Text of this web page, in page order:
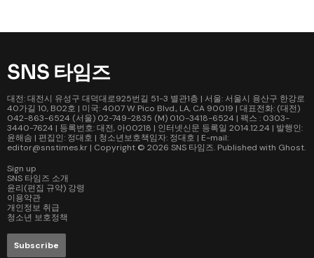
SNS 타임즈
대전: 대전시 유성구 대덕대로925번길 51-3 별관1층 | 서울: 서울시 용산구 한강로
40가길 10, B02호 | 미국: 4007 W Pico Blvd., LA, CA 90019 | 대표전화: (대전)
042-863-6524 (서울) 02-749-2835 (M) 010-3418-6524 | 팩스 : 0303-
3440-7624 | 등록번호: 대전, 아00218 | 인터넷신문 등록일 2014.12.24 | 발행인:
윤해솜 | 편집인: 정대호 | 청소년보호책임자: 정대호 | E-mail:
editor@snstimes.kr | Copyright © 2026 SNS 타임즈. Published with Ghost.
Sign up
SNS 타임즈 소개
윤리(편집 규약) 강령
이용약관
개인정보 취급
청소년 보호정책
Subscribe